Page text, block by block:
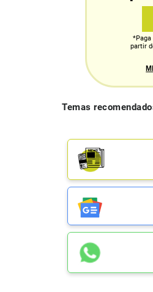
*Paga
partir
Temas